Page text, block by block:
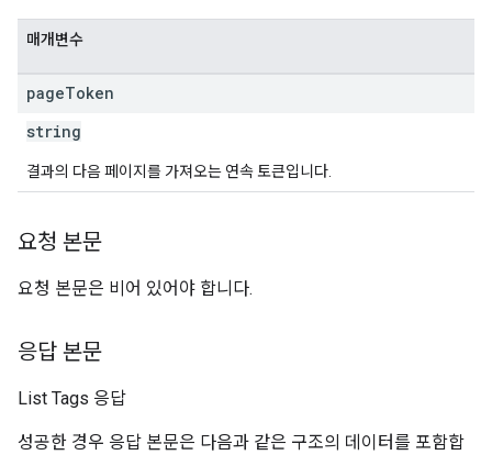
매개변수
pageToken
string
결과의 다음 페이지를 가져오는 연속 토큰입니다.
요청 본문
요청 본문은 비어 있어야 합니다.
응답 본문
List Tags 응답
성공한 경우 응답 본문은 다음과 같은 구조의 데이터를 포함합